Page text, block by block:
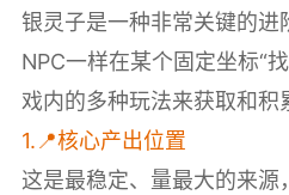
银灵子是一种非常关键的进
NPC一样在某个固定坐标“
戏内的多种玩法来获取和积
1.📍核心产出位置
这是最稳定、量最大的来源